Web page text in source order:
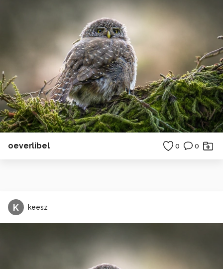
oeverlibel 0 0
K keesz